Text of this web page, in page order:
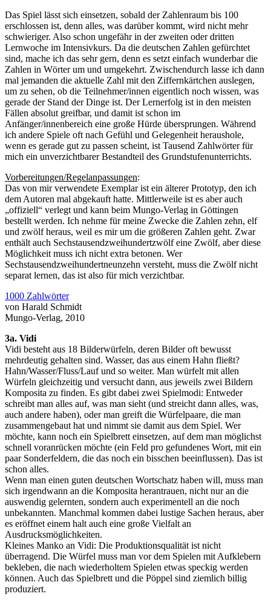
Das Spiel lässt sich einsetzen, sobald der Zahlenraum bis 100
erschlossen ist, denn alles, was darüber kommt, wird nicht mehr
schwieriger. Also schon ungefähr in der zweiten oder dritten
Lernwoche im Intensivkurs. Da die deutschen Zahlen gefürchtet
sind, mache ich das sehr gern, denn es setzt einfach wunderbar die
Zahlen in Wörter um und umgekehrt. Zwischendurch lasse ich dann
mal jemanden die aktuelle Zahl mit den Ziffernkärtchen auslegen,
um zu sehen, ob die Teilnehmer/innen eigentlich noch wissen, was
gerade der Stand der Dinge ist. Der Lernerfolg ist in den meisten
Fällen absolut greifbar, und damit ist schon im
Anfänger/innenbereich eine große Hürde übersprungen. Während
ich andere Spiele oft nach Gefühl und Gelegenheit heraushole,
wenn es gerade gut zu passen scheint, ist Tausend Zahlwörter für
mich ein unverzichtbarer Bestandteil des Grundstufenunterrichts.
Vorbereitungen/Regelanpassungen:
Das von mir verwendete Exemplar ist ein älterer Prototyp, den ich
dem Autoren mal abgekauft hatte. Mittlerweile ist es aber auch
„offiziell“ verlegt und kann beim Mungo-Verlag in Göttingen
bestellt werden. Ich nehme für meine Zwecke die Zahlen zehn, elf
und zwölf heraus, weil es mir um die größeren Zahlen geht. Zwar
enthält auch Sechstausendzweihundertzwölf eine Zwölf, aber diese
Möglichkeit muss ich nicht extra betonen. Wer
Sechstausendzweihundertneunzehn versteht, muss die Zwölf nicht
separat lernen, das ist also für mich verzichtbar.
1000 Zahlwörter
von Harald Schmidt
Mungo-Verlag, 2010
3a. Vidi
Vidi besteht aus 18 Bilderwürfeln, deren Bilder oft bewusst
mehrdeutig gehalten sind. Wasser, das aus einem Hahn fließt?
Hahn/Wasser/Fluss/Lauf und so weiter. Man würfelt mit allen
Würfeln gleichzeitig und versucht dann, aus jeweils zwei Bildern
Komposita zu finden. Es gibt dabei zwei Spielmodi: Entweder
schreibt man alles auf, was man sieht (und streicht dann alles, was,
auch andere haben), oder man greift die Würfelpaare, die man
zusammengebaut hat und nimmt sie damit aus dem Spiel. Wer
möchte, kann noch ein Spielbrett einsetzen, auf dem man möglichst
schnell voranrücken möchte (ein Feld pro gefundenes Wort, mit ein
paar Sonderfeldern, die das noch ein bisschen beeinflussen). Das ist
schon alles.
Wenn man einen guten deutschen Wortschatz haben will, muss man
sich irgendwann an die Komposita herantrauen, nicht nur an die
auswendig gelernten, sondern auch experimentell an die noch
unbekannten. Manchmal kommen dabei lustige Sachen heraus, aber
es eröffnet einem halt auch eine große Vielfalt an
Ausdrucksmöglichkeiten.
Kleines Manko an Vidi: Die Produktionsqualität ist nicht
überragend. Die Würfel muss man vor dem Spielen mit Aufklebern
bekleben, die nach wiederholtem Spielen etwas speckig werden
können. Auch das Spielbrett und die Pöppel sind ziemlich billig
produziert.